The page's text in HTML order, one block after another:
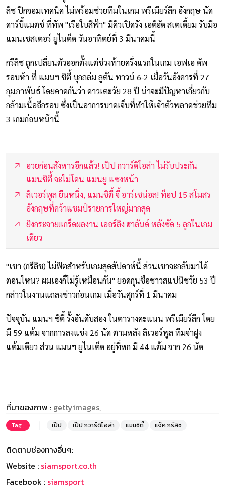
ลิช ปีกจอมเทคนิค ไม่พร้อมช่วยทีมในเกม พรีเมียร์ลีก อังกฤษ นัด
ดาร์บี้แมตช์ ที่ทัพ "เรือใบสีฟ้า" มีคิวเปิดรัง เอติฮัด สเตเดี้ยม รับมือ
แมนเชสเตอร์ ยูไนต็ด วันอาทิตย์ที่ 3 มีนาคมนี้
กรีลิช ถูกเปลี่ยนตัวออกตั้งแต่ช่วงท้ายครึ่งแรกในเกม เอฟเอ คัพ
รอบห้า ที่ แมนฯ ซิตี้ บุกถล่ม ลูตัน ทาวน์ 6-2 เมื่อวันอังคารที่ 27
กุมภาพันธ์ โดยคาดกันว่า ดาวเตะวัย 28 ปี น่าจะมีปัญหาเกี่ยวกับ
กล้ามเนื้ออีกรอบ ซึ่งเป็นอาการบาดเจ็บที่ทำให้เจ้าตัวพลาดช่วยทีม
3 เกมก่อนหน้านี้
อวยก่อนสังหารอีกแล้ว! เป๊ป กวาร์ดิโอล่า ไม่รับประกัน
แมนซิตี้ จะไม่โดน แมนยู แซงหน้า
ลิเวอร์พูล ยืนหนึ่ง, แมนซิตี้ จี้ อาร์เซน่อล! ท็อป 15 สโมสร
อังกฤษที่คว้าแชมป์รายการใหญ่มากสุด
ยิงกระจาย!เกร็ดผลงาน เออร์ลิง ฮาลันด์ หลังซัด 5 ลูกในเกม
เดียว
"เขา (กรีลิช) ไม่ฟิตสำหรับเกมสุดสัปดาห์นี้ ส่วนเขาจะกลับมาได้
ตอนไหน? ผมเองก็ไม่รู้เหมือนกัน" ยอดกุนซือชาวสแปนิชวัย 53 ปี
กล่าวในงานแถลงข่าวก่อนเกม เมื่อวันศุกร์ที่ 1 มีนาคม
ปัจจุบัน แมนฯ ซิตี้ รั้งอันดับสอง ในตารางคะแนน พรีเมียร์ลีก โดย
มี 59 แต้ม จากการลงแข่ง 26 นัด ตามหลัง ลิเวอร์พูล ทีมจ่าฝูง
แต้มเดียว ส่วน แมนฯ ยูไนเต็ด อยู่ที่หก มี 44 แต้ม จาก 26 นัด
ที่มาของภาพ : gettyimages,
Tag : เป๊ป เป๊ป กวาร์ดิโอล่า แมนซิตี้ แจ็ค กรีลิช
ติดตามช่องทางอื่นๆ:
Website : siamsport.co.th
Facebook : siamsport